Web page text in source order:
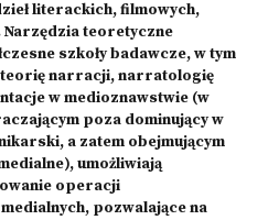
literackich, filmowych,
teoretyczne
szkoły badawcze, w tym
teorię narracji, narratologię
w medioznawstwie (w
poza dominujący w
a zatem obejmującym
umożliwiają
operacji
pozwalające na